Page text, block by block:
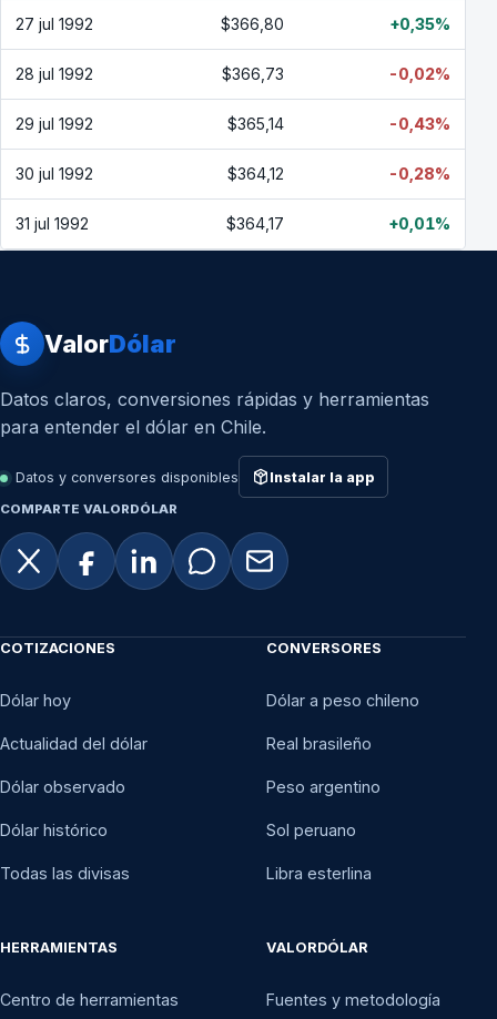
27 jul 1992 $366,80 +0,35%
28 jul 1992 $366,73 -0,02%
29 jul 1992 $365,14 -0,43%
30 jul 1992 $364,12 -0,28%
31 jul 1992 $364,17 +0,01%
ValorDólar
Datos claros, conversiones rápidas y herramientas
para entender el dólar en Chile.
Datos y conversores disponibles Instalar la app
COMPARTE VALORDÓLAR
COTIZACIONES
Dólar hoy
Actualidad del dólar
Dólar observado
Dólar histórico
Todas las divisas
CONVERSORES
Dólar a peso chileno
Real brasileño
Peso argentino
Sol peruano
Libra esterlina
HERRAMIENTAS
Centro de herramientas
VALORDÓLAR
Fuentes y metodología